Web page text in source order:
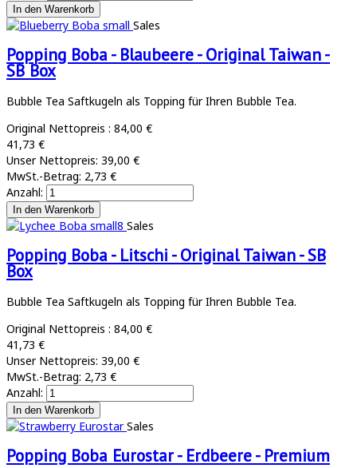
Sales
Popping Boba - Blaubeere - Original Taiwan -
SB Box
Bubble Tea Saftkugeln als Topping für Ihren Bubble Tea.
Original Nettopreis : 84,00 €
41,73 €
Unser Nettopreis: 39,00 €
MwSt.-Betrag: 2,73 €
Anzahl:
Sales
Popping Boba - Litschi - Original Taiwan - SB
Box
Bubble Tea Saftkugeln als Topping für Ihren Bubble Tea.
Original Nettopreis : 84,00 €
41,73 €
Unser Nettopreis: 39,00 €
MwSt.-Betrag: 2,73 €
Anzahl:
Sales
Popping Boba Eurostar - Erdbeere - Premium